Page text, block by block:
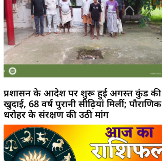
प्रशासन के आदेश पर शुरू हुई अगस्त कुंड की
खुदाई, 68 वर्ष पुरानी सीढ़ियां मिलीं; पौराणिक
धरोहर के संरक्षण की उठी मांग